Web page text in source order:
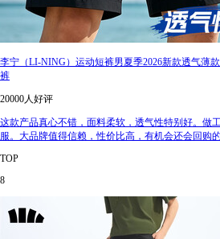
李宁（LI-NING）运动短裤男夏季2026新款透气薄
裤
20000人好评
这款产品真心不错，面料柔软，透气性特别好。做
服。大品牌值得信赖，性价比高，有机会还会回购的
TOP
8